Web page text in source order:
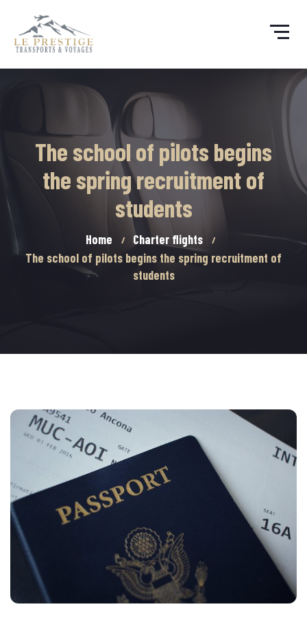
The school of pilots begins
the spring recruitment of
students
Home
Charter flights
The school of pilots begins the spring recruitment of
students